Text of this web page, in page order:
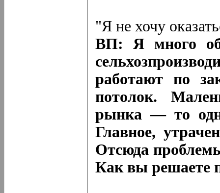
"Я не хочу
ВП: Я много
работают по
потолок.
рынка — то
Главное,
Отсюда
Как вы решаете